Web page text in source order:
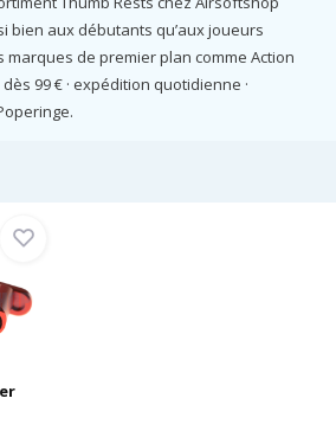
bien aux débutants qu’aux joueurs
marques de premier plan comme Action
99 € · expédition quotidienne ·